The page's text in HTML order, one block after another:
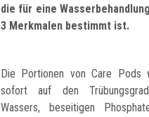
die für eine
3 Merkmalen bestimmt ist.
Die Portionen von Care Pods
sofort auf den
Wassers, beseitigen